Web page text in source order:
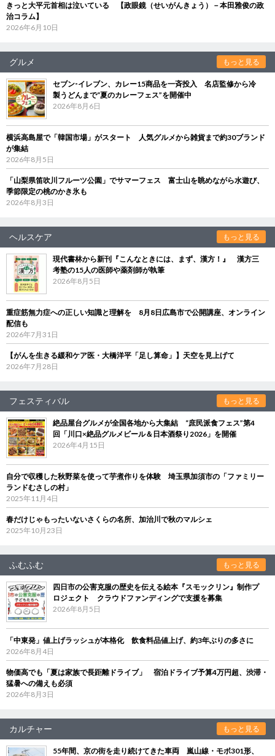
きっと大平元首相は泣いている 【政眼鏡（せいがんきょう）－本田雅俊の政
治コラム】
2026年6月10日
グルメ もっと見る
セブン‐イレブン、カレー15商品を一斉投入 名店監修から冷
製うどんまで“夏のカレーフェス”を開催中
2026年8月6日
横浜高島屋で「韓国市場」がスタート 人気グルメから雑貨まで約30ブランド
が集結
2026年8月5日
「山梨県笛吹川フルーツ公園」でサマーフェス 富士山を眺めながら水遊び、
季節限定の桃のかき氷も
2026年8月3日
ヘルスケア もっと見る
現代書林から新刊『こんなときには、まず、漢方！』 漢方三
考塾の15人の医師や薬剤師が執筆
2026年8月5日
重症筋無力症への正しい知識と理解を 8月8日広島市で公開講座、オンライン
配信も
2026年7月31日
【がんを生きる緩和ケア医・大橋洋平「足し算命」】天空を見上げて
2026年7月28日
フェスティバル もっと見る
絶品屋台グルメが全国各地から大集結 “庶民派食フェス”第4
回「川口×絶品グルメビール＆日本酒祭り2026」を開催
2026年4月15日
自分で収穫した秋野菜を使って芋煮作りを体験 埼玉県加須市の「ファミリー
ランドむさしの村」
2025年11月4日
春だけじゃもったいないさくらの名所、加治川で秋のマルシェ
2025年10月23日
ふむふむ もっと見る
四日市の公害克服の歴史を伝える絵本『スモックリン』制作プ
ロジェクト クラウドファンディングで支援を募集
2026年8月5日
「中東発」値上げラッシュが本格化 飲食料品値上げ、約3年ぶりの多さに
2026年8月4日
物価高でも「夏は家族で長距離ドライブ」 宿泊ドライブ予算4万円超、渋滞・
猛暑への備えも必須
2026年8月3日
カルチャー もっと見る
55年間、京の街を走り続けてきた車両 嵐山線・モボ301形、